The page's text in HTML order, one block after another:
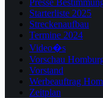
Presse
Starterliste 2025
Streckenaufbau
Termine 2024
Video�s
Vorschau
Vorstand
Werbeauftrag
Zeitplan